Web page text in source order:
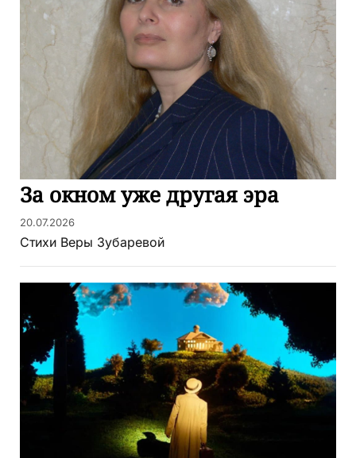
За окном уже другая эра
20.07.2026
Стихи Веры Зубаревой